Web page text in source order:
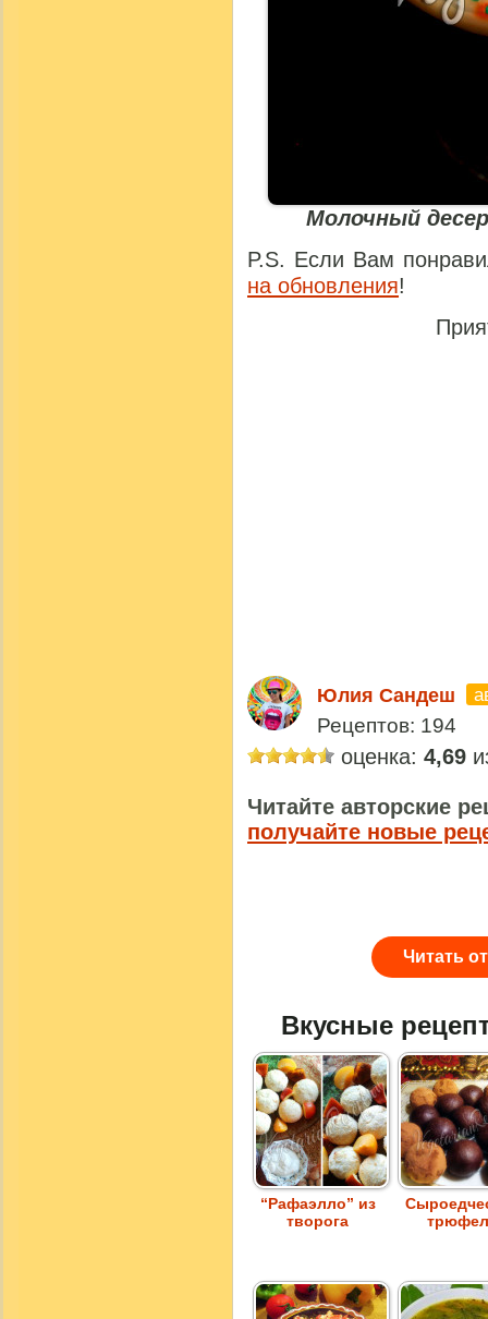
Молочный
P.S. Если Вам
на обновления!
Юлия Сандеш
Рецептов: 194
оценка: 4,69
Читайте авторские
получайте новые
Читать
Вкусные
“Рафаэлло” из
творога